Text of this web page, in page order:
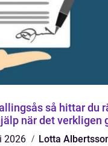
så hittar du rätt
när det verkligen
2026
Lotta